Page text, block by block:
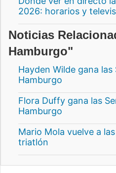
2026: horarios y
Noticias
Hamburgo"
Hayden Wilde gana
Hamburgo
Flora Duffy gana las
Hamburgo
Mario Mola vuelve a
triatlón